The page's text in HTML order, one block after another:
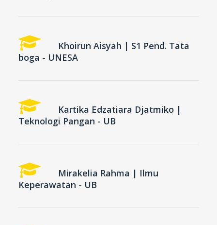
Khoirun Aisyah | S1 Pend. Tata
boga - UNESA
Kartika Edzatiara Djatmiko |
Teknologi Pangan - UB
Mirakelia Rahma | Ilmu
Keperawatan - UB